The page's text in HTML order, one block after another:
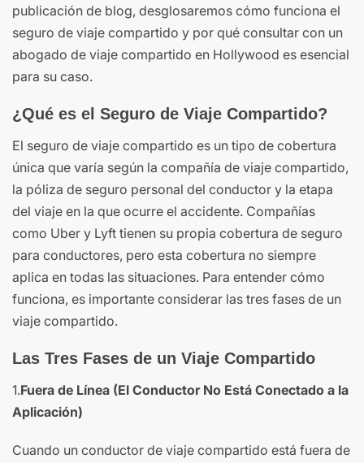
publicación de blog, desglosaremos cómo funciona el
seguro de viaje compartido y por qué consultar con un
abogado de viaje compartido en Hollywood es esencial
para su caso.
¿Qué es el Seguro de Viaje Compartido?
El seguro de viaje compartido es un tipo de cobertura
única que varía según la compañía de viaje compartido,
la póliza de seguro personal del conductor y la etapa
del viaje en la que ocurre el accidente. Compañías
como Uber y Lyft tienen su propia cobertura de seguro
para conductores, pero esta cobertura no siempre
aplica en todas las situaciones. Para entender cómo
funciona, es importante considerar las tres fases de un
viaje compartido.
Las Tres Fases de un Viaje Compartido
1.Fuera de Línea (El Conductor No Está Conectado a la
Aplicación)
Cuando un conductor de viaje compartido está fuera de